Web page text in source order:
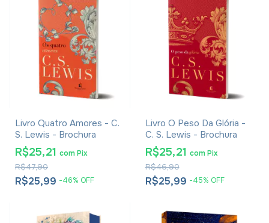
Livro Quatro Amores - C.
S. Lewis - Brochura
R$25,99 -46% OFF
R$47,90
R$25,21 comPix
Livro O Peso Da Glória -
C. S. Lewis - Brochura
R$25,99 -45% OFF
R$46,90
R$25,21 com Pix